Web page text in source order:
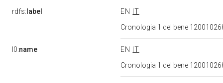
rdfs: label EN
IT
Cronologia 1 del bene
l0:name EN
IT
Cronologia 1 del bene